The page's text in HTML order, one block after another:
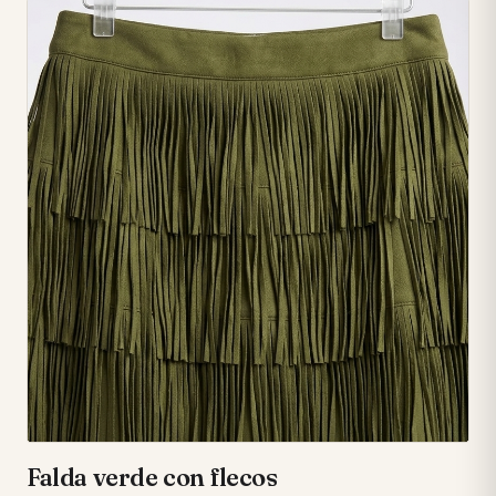
**Cierre Asimétrico Innovador:** Una cremallera plateada
diagonal de cuerpo entero en la parte frontal que añade un
toque moderno y atrevido. • 🧶 **Detalle de Flecos
Exclusivo:** Un adorno decorativo de macramé color
crema en el lateral izquierdo que la hace verdaderamente
única. • 💃 **Corte Moderno y Versátil:** Su diseño corto es
ideal para un look juvenil y fácil de combinar en cualquier
ocasión. • 🧵 **Confección de Calidad:** Elaborada con
tejidos duraderos y agradables al tacto para tu máxima
comodidad.
Falda verde con flecos